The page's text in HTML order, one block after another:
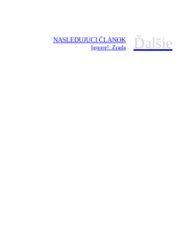
NASLEDUJÚCI ČLÁNOK
Ignore!: Zrada Ďalšie